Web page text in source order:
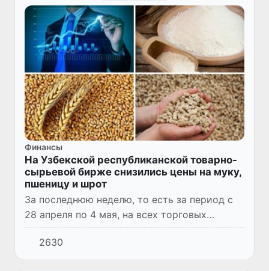
Финансы
На Узбекской республиканской товарно-
сырьевой бирже снизились цены на муку,
пшеницу и шрот
За последнюю неделю, то есть за период с
28 апреля по 4 мая, на всех торговых
платформах АО «Узбекской республиканской
товарно-сырьевой биржи» было заключено
47 558 сделок, что на...
2630